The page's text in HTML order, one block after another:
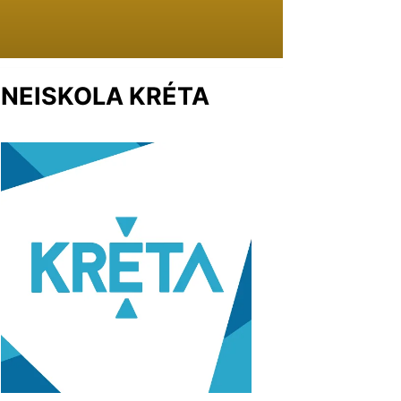
KRÉTA